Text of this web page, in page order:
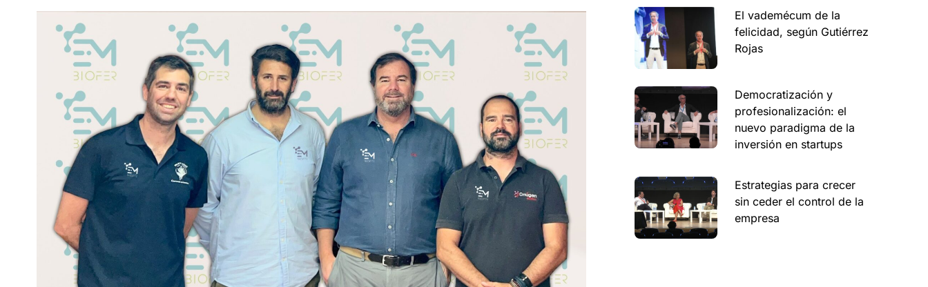
El vademécum de la
felicidad, según Gutiérrez
Rojas
Democratización y
profesionalización: el
nuevo paradigma de la
inversión en startups
Estrategias para crecer
sin ceder el control de la
empresa